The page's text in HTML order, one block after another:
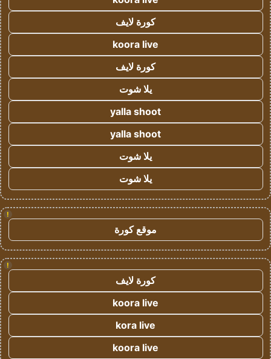
كورة لايف
koora live
كورة لايف
يلا شوت
yalla shoot
yalla shoot
يلا شوت
يلا شوت
!
موقع كورة
!
كورة لايف
koora live
kora live
koora live